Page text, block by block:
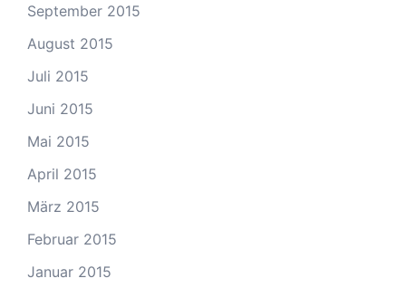
September 2015
August 2015
Juli 2015
Juni 2015
Mai 2015
April 2015
März 2015
Februar 2015
Januar 2015